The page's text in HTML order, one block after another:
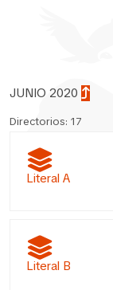
JUNIO 2020
Directorios: 17
Literal A
Literal B